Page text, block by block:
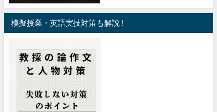
模擬授業・英語実技対策も解説 !